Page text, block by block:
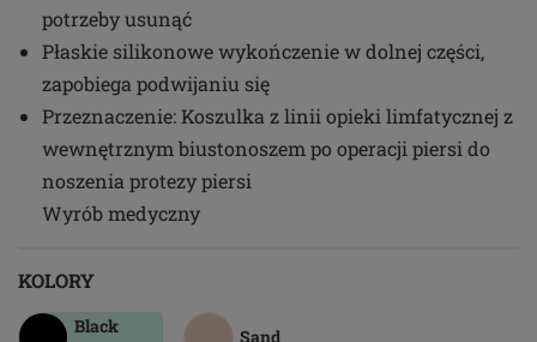
potrzeby usunąć
Płaskie silikonowe wykończenie w dolnej części,
zapobiega podwijaniu się
Przeznaczenie: Koszulka z linii opieki limfatycznej z
wewnętrznym biustonoszem po operacji piersi do
noszenia protezy piersi
Wyrób medyczny
KOLORY
Black
Sand